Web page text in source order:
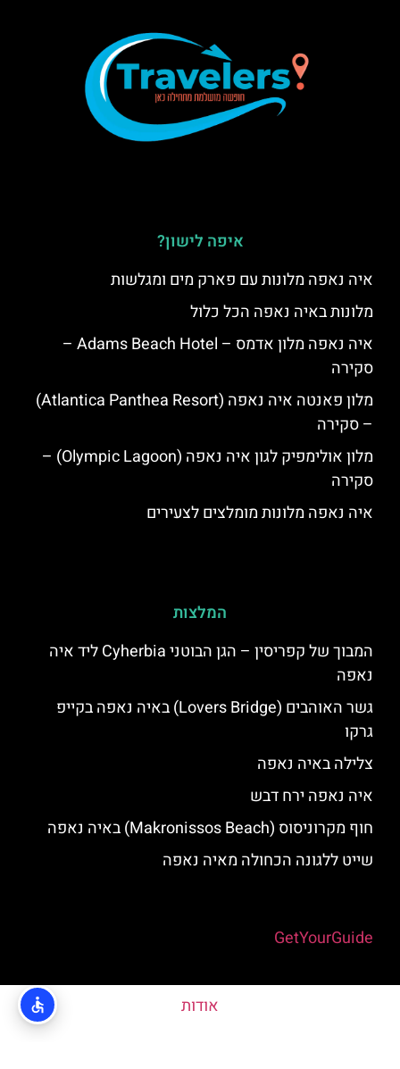
איפה לישון?
איה נאפה מלונות עם פארק מים ומגלשות
מלונות באיה נאפה הכל כלול
איה נאפה מלון אדמס – Adams Beach Hotel –
סקירה
מלון פאנטה איה נאפה (Atlantica Panthea Resort)
– סקירה
מלון אולימפיק לגון איה נאפה (Olympic Lagoon) –
סקירה
איה נאפה מלונות מומלצים לצעירים
המלצות
המבוך של קפריסין – הגן הבוטני Cyherbia‬‬ ליד איה
נאפה
גשר האוהבים (Lovers Bridge) באיה נאפה בקייפ
גרקו
צלילה באיה נאפה
איה נאפה ירח דבש
חוף מקרוניסוס (Makronissos Beach) באיה נאפה
שייט ללגונה הכחולה מאיה נאפה
GetYourGuide
אודות